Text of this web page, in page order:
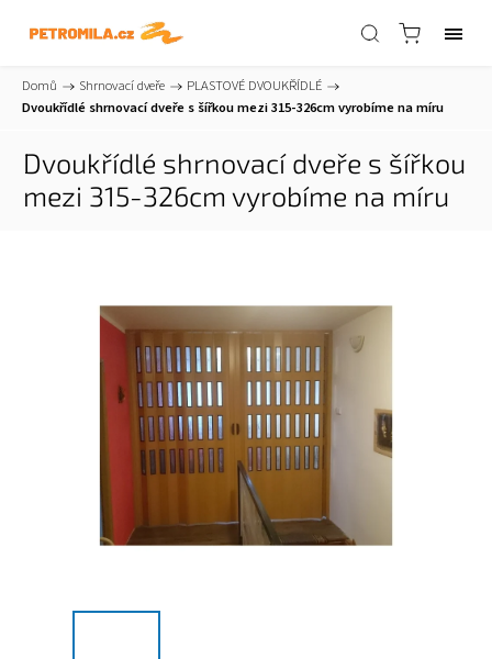
Domů / Shrnovací dveře / PLASTOVÉ DVOUKŘÍDLÉ /
Dvoukřídlé shrnovací dveře s šířkou mezi 315-326cm vyrobíme na míru
Dvoukřídlé shrnovací dveře s šířkou
mezi 315-326cm vyrobíme na míru